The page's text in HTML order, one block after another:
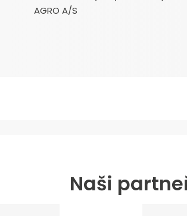
AGRO A/S
Naši